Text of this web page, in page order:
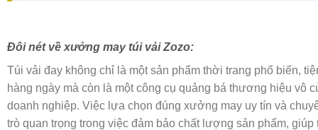
Đôi nét về xưởng may túi vải Zozo:
Túi vải đay không chỉ là một sản phẩm thời trang phổ biến,
hàng ngày mà còn là một công cụ quảng bá thương hiệu vô
doanh nghiệp. Việc lựa chọn đúng xưởng may uy tín và
trò quan trọng trong việc đảm bảo chất lượng sản phẩm, giúp